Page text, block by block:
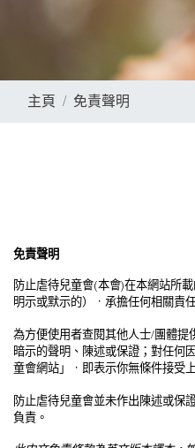
主頁 免責聲明
免責聲明
防止虐待兒童會(本會)在本網站所
明示或默示的），承擔任何相關責
為方便使用者查閱其他人士/團體提
暗示的聲明、陳述或保證；對任何
童會網站」，即表示你無條件接受
防止虐待兒童會並未作出陳述或保
負責。